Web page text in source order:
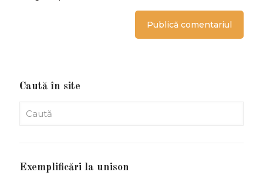
Caută în site
Exemplificări la unison